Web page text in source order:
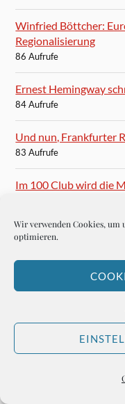
Wir verwenden Cookies, um
optimieren.
Winfried Böttcher:
Regionalisierung
86 Aufrufe
Ernest Hemingway
84 Aufrufe
Und nun, Frankfurter
83 Aufrufe
Im 100 Club wird die
Karten für das Finale
BLOGROLL
Autoren-Brief